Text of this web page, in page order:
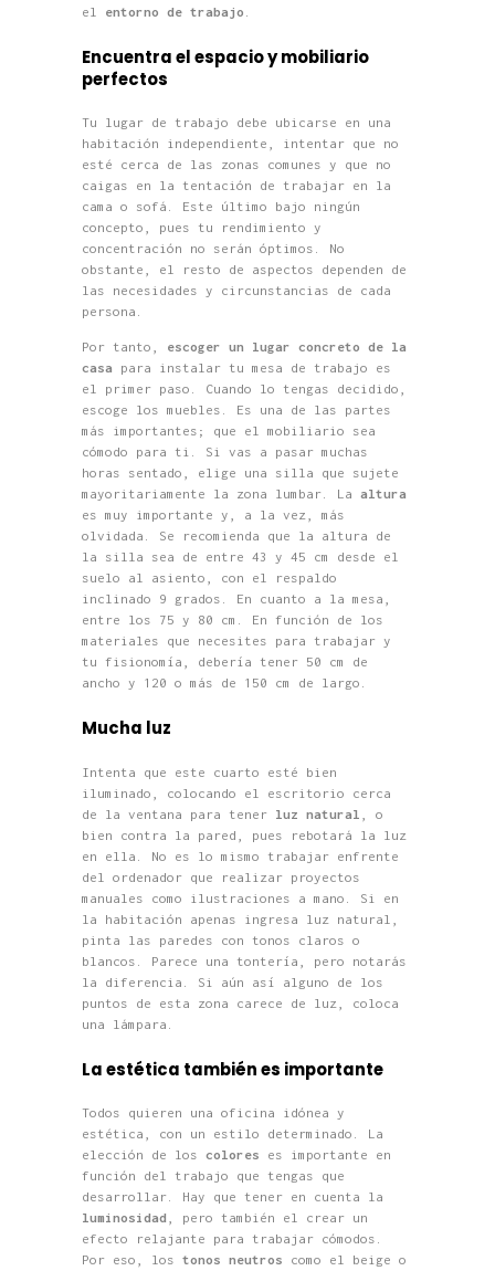
el entorno de trabajo
Encuentra el espacio y mobiliario
perfectos
Tu lugar de trabajo debe ubicarse en una
habitación independiente, intentar que no
esté cerca de las zonas comunes y que no
caigas en la tentación de trabajar en la
cama o sofá. Este último bajo ningún
concepto, pues tu rendimiento y
concentración no serán óptimos. No
obstante, el resto de aspectos dependen de
las necesidades y circunstancias de cada
persona.
Por tanto, escoger un lugar concreto de la
casa para instalar tu mesa de trabajo es
el primer paso. Cuando lo tengas decidido,
escoge los muebles. Es una de las partes
más importantes; que el mobiliario sea
cómodo para ti. Si vas a pasar muchas
horas sentado, elige una silla que sujete
mayoritariamente la zona lumbar. La altura
es muy importante y, a la vez, más
olvidada. Se recomienda que la altura de
la silla sea de entre 43 y 45 cm desde el
suelo al asiento, con el respaldo
inclinado 9 grados. En cuanto a la mesa,
entre los 75 y 80 cm. En función de los
materiales que necesites para trabajar y
tu fisionomía, debería tener 50 cm de
ancho y 120 o más de 150 cm de largo.
Mucha luz
Intenta que este cuarto esté bien
iluminado, colocando el escritorio cerca
de la ventana para tener luz natural
, o
bien contra la pared, pues rebotará la luz
en ella. No es lo mismo trabajar enfrente
del ordenador que realizar proyectos
manuales como ilustraciones a mano. Si en
la habitación apenas ingresa luz natural,
pinta las paredes con tonos claros o
blancos. Parece una tontería, pero notarás
la diferencia. Si aún así alguno de los
puntos de esta zona carece de luz, coloca
una lámpara.
La estética también es importante
Todos quieren una oficina idónea y
estética, con un estilo determinado. La
elección de los colores es importante en
función del trabajo que tengas que
desarrollar. Hay que tener en cuenta la
luminosidad , pero también el crear un
efecto relajante para trabajar cómodos.
Por eso, los tonos neutros como el beige o